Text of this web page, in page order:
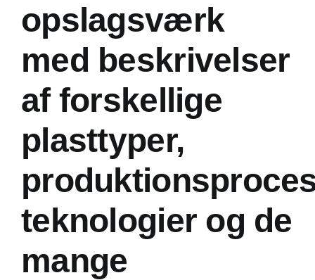
opslagsværk
med beskrivelser
af forskellige
plasttyper,
teknologier og de
mange